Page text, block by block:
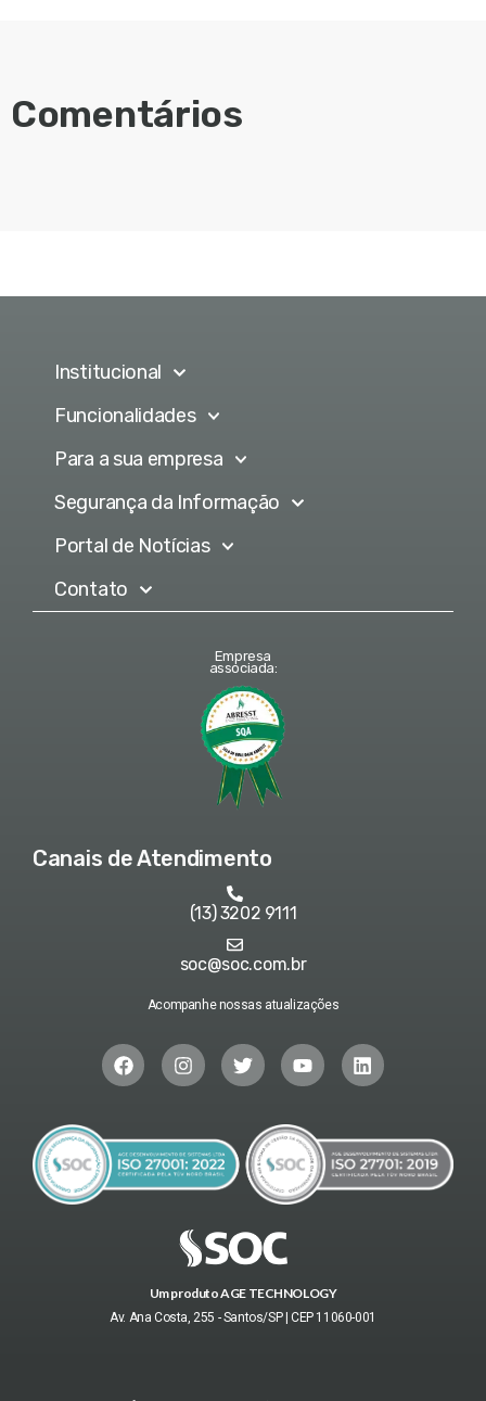
Comentários
Institucional
Funcionalidades
Para a sua empresa
Segurança da Informação
Portal de Notícias
Contato
Empresa
associada:
Canais de Atendimento
(13) 3202 9111
soc@soc.com.br
Acompanhe nossas atualizações
Um produto AGE TECHNOLOGY
Av. Ana Costa, 255 - Santos/SP | CEP 11060-001